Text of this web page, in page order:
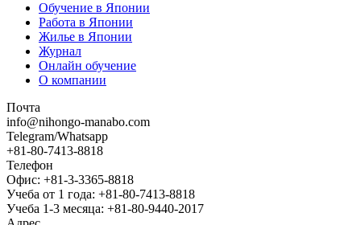
Обучение в Японии
Работа в Японии
Жилье в Японии
Журнал
Онлайн обучение
О компании
Почта
info@nihongo-manabo.com
Telegram/Whatsapp
+81-80-7413-8818
Телефон
Офис: +81-3-3365-8818
Учеба от 1 года: +81-80-7413-8818
Учеба 1-3 месяца: +81-80-9440-2017